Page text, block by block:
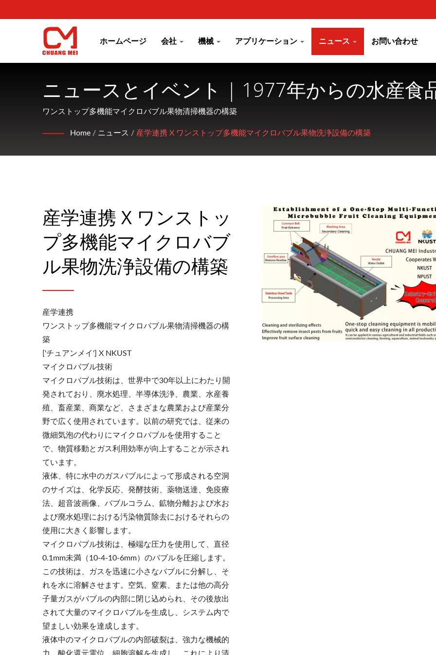
ホームページ 会社 機械 アプリケーション ニュース お問い合わせ
ニュースとイベント | 1977年からの水産食
械の製造業者 | CHUANG MEI INDUSTRIAL
ワンストップ多機能マイクロバブル果物清掃機器の構築
Home / ニュース / 産学連携 X ワンストップ多機能マイクロバブル果物洗浄設備の構築
産学連携 X ワンストッ
プ多機能マイクロバブ
ル果物洗浄設備の構築
産学連携
ワンストップ多機能マイクロバブル果物清掃機器の構
築
['チュアンメイ'] X NKUST
マイクロバブル技術
マイクロバブル技術は、世界中で30年以上にわたり開
発されており、廃水処理、半導体洗浄、農業、水産養
殖、畜産業、商業など、さまざまな農業および産業分
野で広く使用されています。以前の研究では、従来の
微細気泡の代わりにマイクロバブルを使用すること
で、物質移動とガス利用効率が向上することが示され
ています。
液体、特に水中のガスバブルによって形成される空洞
のサイズは、化学反応、発酵技術、薬物送達、免疫療
法、超音波画像、バブルコラム、鉱物分離および水お
よび廃水処理における汚染物質除去におけるそれらの
使用に大きく影響します。
マイクロバブル技術は、極端な圧力を使用して、直径
0.1mm未満（10-4-10-6mm）のバブルを圧縮します。
この技術は、ガスを迅速に小さなバブルに分解し、そ
れを水に溶解させます。空気、窒素、または他の高分
子量ガスがバブルの内部に閉じ込められ、その後放出
されて大量のマイクロバブルを生成し、システム内で
望ましい効果を達成します。
液体中のマイクロバブルの内部破裂は、強力な機械的
ローラー押出フィルター